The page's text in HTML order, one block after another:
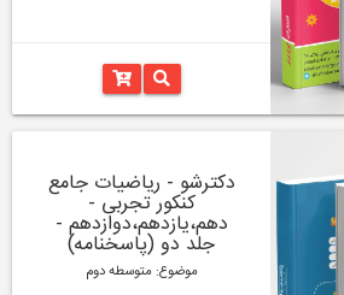
دکترشو - ریاضیات جامع
کنکور تجربی -
دهم،یازدهم،دوازدهم -
جلد دو (پاسخنامه)
موضوع: متوسطه دوم